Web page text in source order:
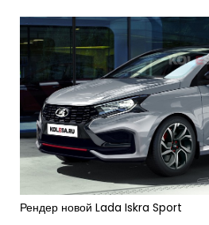
Рендер новой Lada Iskra Sport